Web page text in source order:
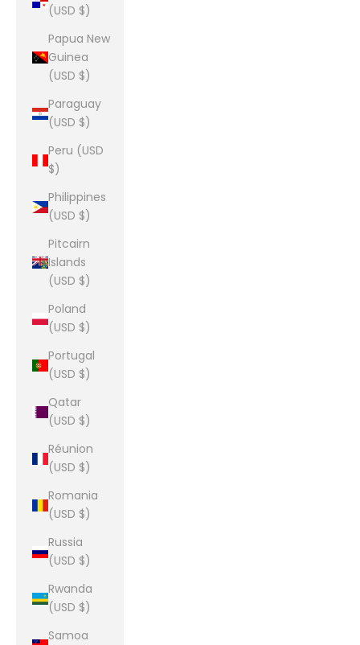
(USD $)
Papua New
Guinea
(USD $)
Paraguay
(USD $)
Peru (USD
$)
Philippines
(USD $)
Pitcairn
Islands
(USD $)
Poland
(USD $)
Portugal
(USD $)
Qatar
(USD $)
Réunion
(USD $)
Romania
(USD $)
Russia
(USD $)
Rwanda
(USD $)
Samoa